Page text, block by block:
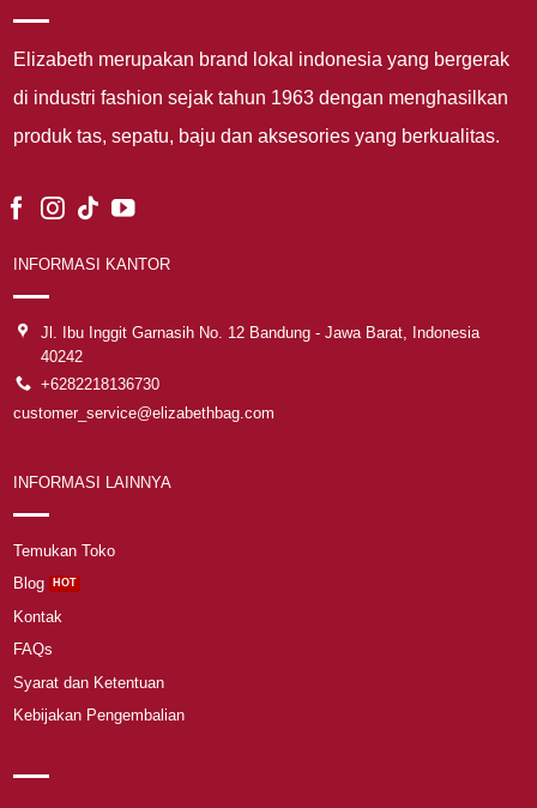
Elizabeth merupakan brand lokal indonesia yang bergerak
di industri fashion sejak tahun 1963 dengan menghasilkan
produk tas, sepatu, baju dan aksesories yang berkualitas.
INFORMASI KANTOR
Jl. Ibu Inggit Garnasih No. 12 Bandung - Jawa Barat, Indonesia
40242
+6282218136730
customer_service@elizabethbag.com
INFORMASI LAINNYA
Temukan Toko
Blog
Kontak
FAQs
Syarat dan Ketentuan
Kebijakan Pengembalian